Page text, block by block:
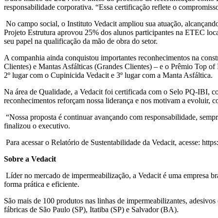
responsabilidade corporativa. “Essa certificação reflete o
No campo social, o Instituto Vedacit ampliou sua atuação,
Projeto Estrutura aprovou 25% dos alunos participantes na ETEC
seu papel na qualificação da mão de obra do setor.
A companhia ainda conquistou importantes reconhecimentos na
Clientes) e Mantas Asfálticas (Grandes Clientes) – e o Prêmio Top
2º lugar com o Cupinicida Vedacit e 3º lugar com a Manta Asfáltica.
Na área de Qualidade, a Vedacit foi certificada com o Selo PQ-IBI,
reconhecimentos reforçam nossa liderança e nos motivam a evoluir,
“Nossa proposta é continuar avançando com responsabilidade,
finalizou o executivo.
Para acessar o Relatório de Sustentabilidade da Vedacit, acesse:
Sobre a Vedacit
Líder no mercado de impermeabilização, a Vedacit é uma empresa
forma prática e eficiente.
São mais de 100 produtos nas linhas de impermeabilizantes,
fábricas de São Paulo (SP), Itatiba (SP) e Salvador (BA).